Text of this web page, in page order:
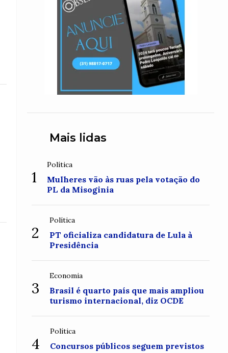
Mais lidas
1
Política
Mulheres vão às ruas pela votação do
PL da Misoginia
2
Política
PT oficializa candidatura de Lula à
Presidência
3
Economia
Brasil é quarto país que mais ampliou
turismo internacional, diz OCDE
4
Política
Concursos públicos seguem previstos